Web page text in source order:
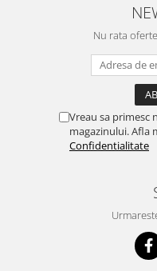
Nu rata
Vreau sa primesc
magazinului. Afla
Confidentialitate